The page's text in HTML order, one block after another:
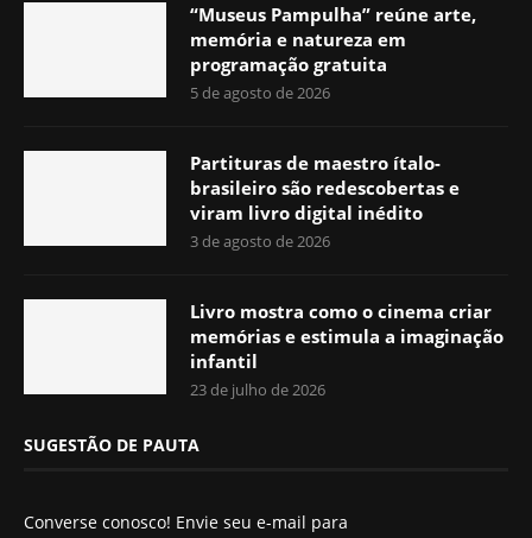
“Museus Pampulha” reúne arte,
memória e natureza em
programação gratuita
5 de agosto de 2026
Partituras de maestro ítalo-
brasileiro são redescobertas e
viram livro digital inédito
3 de agosto de 2026
Livro mostra como o cinema criar
memórias e estimula a imaginação
infantil
23 de julho de 2026
SUGESTÃO DE PAUTA
Converse conosco! Envie seu e-mail para